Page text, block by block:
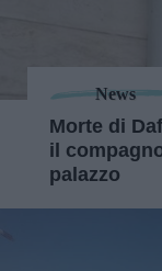
News
Morte di
il
palazzo